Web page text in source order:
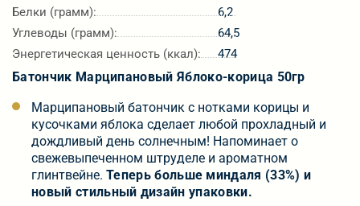
Белки (грамм):
6,2
Углеводы (грамм):
64,5
Энергетическая ценность (ккал):
474
Батончик Марципановый Яблоко-корица 50гр
Марципановый батончик с нотками корицы и
кусочками яблока сделает любой прохладный и
дождливый день солнечным! Напоминает о
свежевыпеченном штруделе и ароматном
глинтвейне. Теперь больше миндаля (33%) и
новый стильный дизайн упаковки.